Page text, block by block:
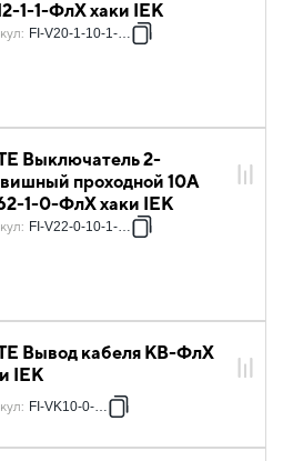
1-1-ФлХ хаки IEK
: FI-V20-1-10-1-K59
Выключатель 2-
проходной 10А
1-0-ФлХ хаки IEK
: FI-V22-0-10-1-K59
Вывод кабеля КВ-ФлХ
IEK
: FI-VK10-0-K59